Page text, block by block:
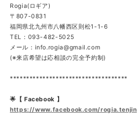
Rogia(ロギア)
〒807-0831
福岡県北九州市八幡西区則松1-1-6
TEL：093-482-5025
メール： info.rogia@gmail.com
(※来店希望は応相談の完全予約制)
************************************
🌟【 Facebook 】
https://www.facebook.com/rogia.tenjin